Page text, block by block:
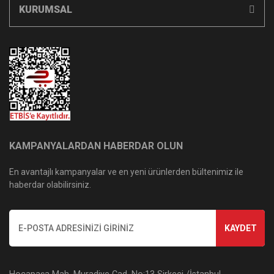
KURUMSAL
KAMPANYALARDAN HABERDAR OLUN
En avantajlı kampanyalar ve en yeni ürünlerden bültenimiz ile
haberdar olabilirsiniz.
KAYDET